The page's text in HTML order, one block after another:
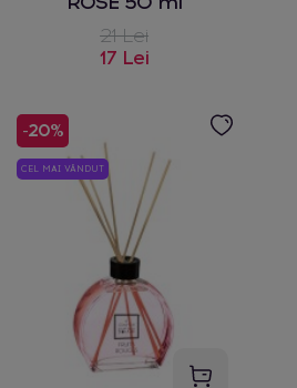
21 Lei
17 Lei
-20%
CEL MAI VÂNDUT